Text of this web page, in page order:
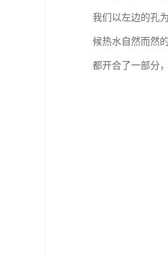
我们以左边的孔
候热水自然而然
都开合了一部分